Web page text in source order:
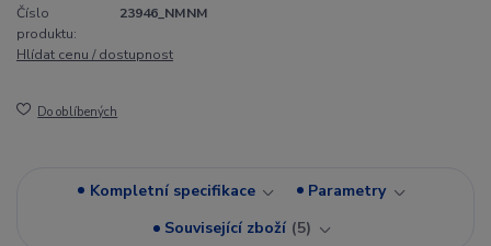
Číslo
produktu:
23946_NMNM
Hlídat cenu / dostupnost
Do oblíbených
Kompletní specifikace
Parametry
Související zboží 5